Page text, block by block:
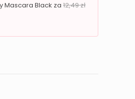
Mascara Black za 12,49zł